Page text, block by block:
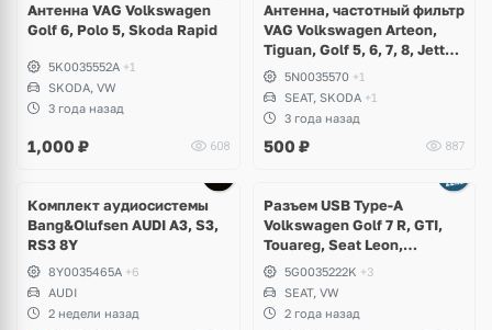
Антенна VAG Volkswagen
Golf 6, Polo 5, Skoda Rapid
5K0035552A +1
SKODA, VW
3 года назад
1,000 ₽ 608
Антенна, частотный фильтр
VAG Volkswagen Arteon,
Tiguan, Golf 5, 6, 7, 8, Jetta,
Polo, Touareg 3, Teramont,
Taos, T-Roc, Skoda Octavia
A7, Kodiaq, Karoq, Rapid,
Superb, Seat Leon, Ateca
5N0035570 +1
SEAT, SKODA +1
3 года назад
500 ₽ 887
Комплект аудиосистемы
Bang&Olufsen AUDI A3, S3,
RS3 8Y
8Y0035465A +6
AUDI
2 недели назад
Разъем USB Type-A
Volkswagen Golf 7 R, GTI,
Touareg, Seat Leon,
Alhambra
5G0035222K +3
SEAT, VW
2 года назад